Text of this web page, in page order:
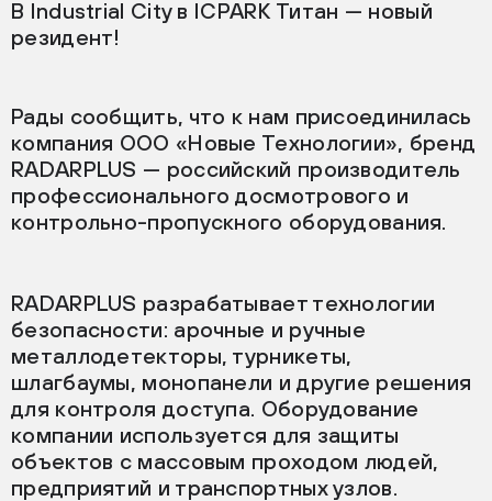
В Industrial City в ICPARK Титан — новый
резидент!
Рады сообщить, что к нам присоединилась
компания ООО «Новые Технологии», бренд
RADARPLUS — российский производитель
профессионального досмотрового и
контрольно-пропускного оборудования.
RADARPLUS разрабатывает технологии
безопасности: арочные и ручные
металлодетекторы, турникеты,
шлагбаумы, монопанели и другие решения
для контроля доступа. Оборудование
компании используется для защиты
объектов с массовым проходом людей,
предприятий и транспортных узлов.